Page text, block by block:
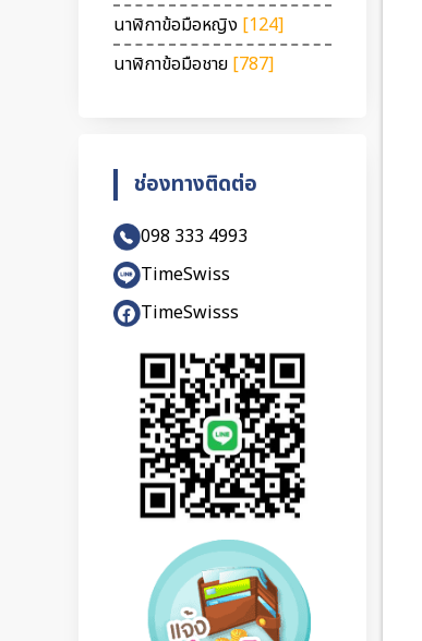
นาฬิกาข้อมือหญิง [124]
นาฬิกาข้อมือชาย [787]
ช่องทางติดต่อ
098 333 4993
TimeSwiss
TimeSwisss